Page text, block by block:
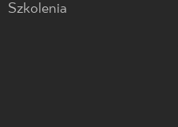
Szkolenia